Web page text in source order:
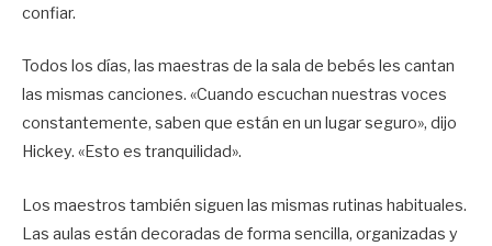
confiar.
Todos los días, las maestras de la sala de bebés les cantan
las mismas canciones. «Cuando escuchan nuestras voces
constantemente, saben que están en un lugar seguro», dijo
Hickey. «Esto es tranquilidad».
Los maestros también siguen las mismas rutinas habituales.
Las aulas están decoradas de forma sencilla, organizadas y